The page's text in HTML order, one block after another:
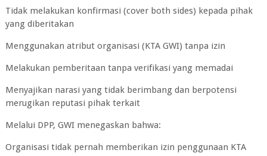
Tidak melakukan konfirmasi (cover both sides) kepada pihak
yang diberitakan
Menggunakan atribut organisasi (KTA GWI) tanpa izin
Melakukan pemberitaan tanpa verifikasi yang memadai
Menyajikan narasi yang tidak berimbang dan berpotensi
merugikan reputasi pihak terkait
Melalui DPP, GWI menegaskan bahwa:
Organisasi tidak pernah memberikan izin penggunaan KTA